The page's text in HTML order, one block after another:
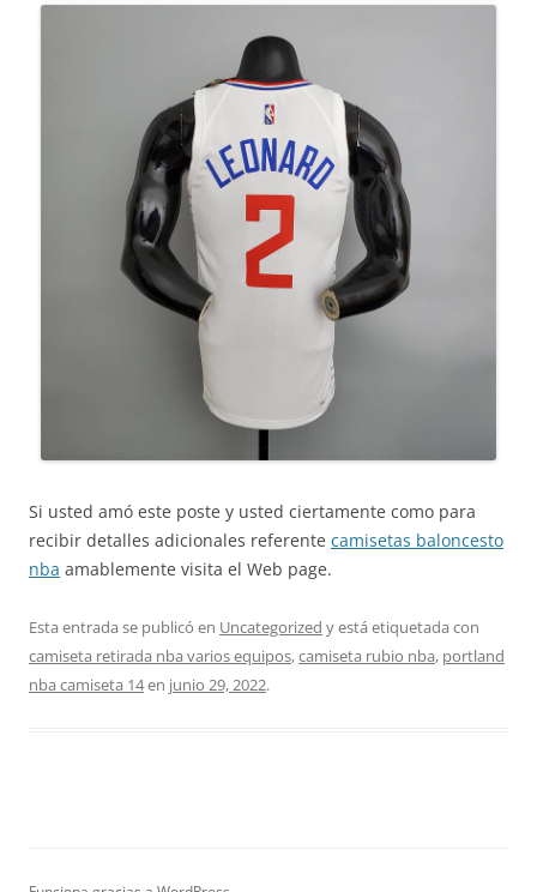
Si usted amó este poste y usted ciertamente como para
recibir detalles adicionales referente camisetas baloncesto
nba amablemente visita el Web page.
Esta entrada se publicó en Uncategorized y está etiquetada con
camiseta retirada nba varios equipos,camiseta rubio nba, portland
nba camiseta 14en junio 29, 2022.